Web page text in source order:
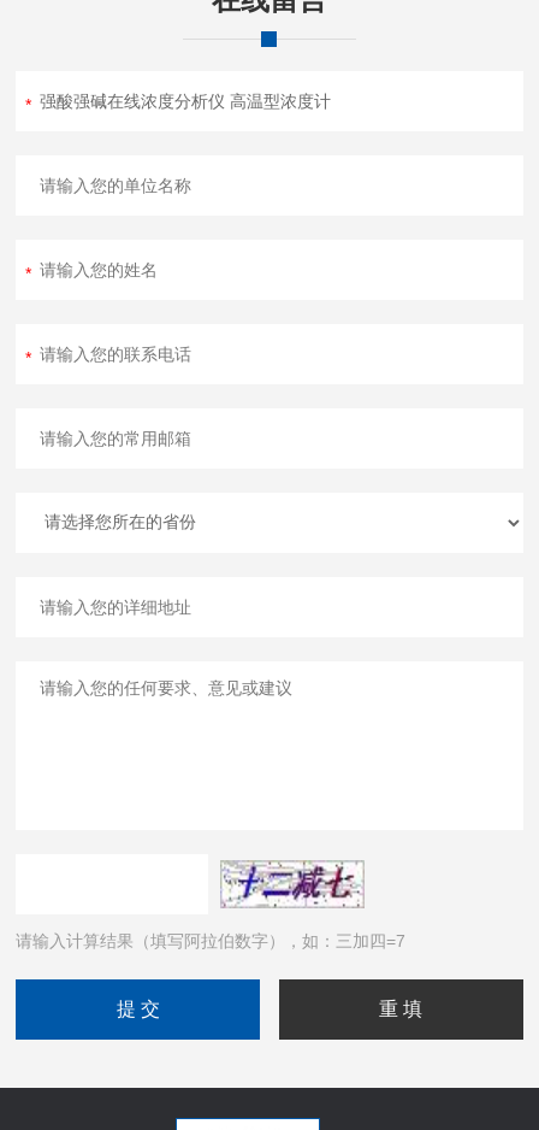
请输入计算结果（填写阿拉伯数字），如：三加四=7